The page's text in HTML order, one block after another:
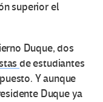
superior el
Duque, dos
de estudiantes
Y aunque
Duque ya